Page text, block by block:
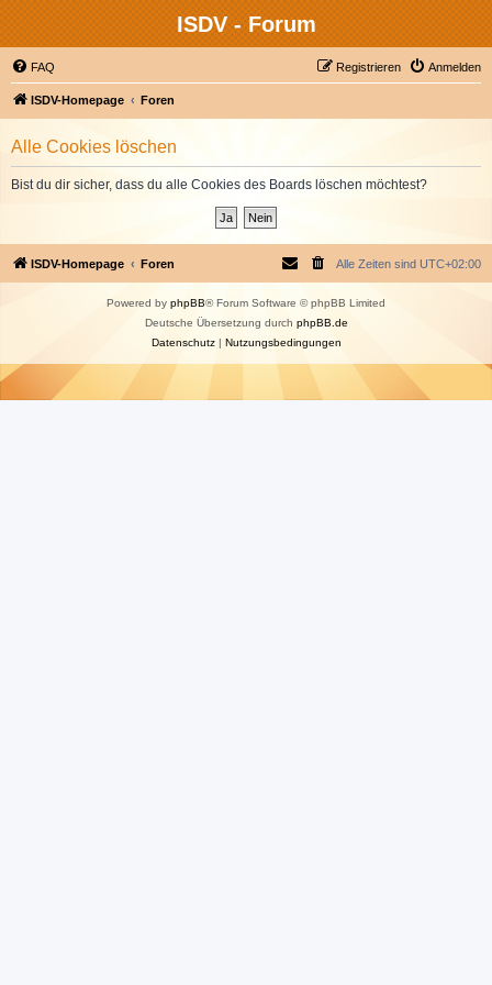
ISDV - Forum
FAQ Anmelden
Registrieren
ISDV-Homepage Foren
Alle Cookies löschen
Bist du dir sicher, dass du alle Cookies des Boards löschen möchtest?
ISDV-Homepage Foren Alle Zeiten sind UTC+02:00
Powered by phpBB® Forum Software © phpBB Limited
Deutsche Übersetzung durch phpBB.de
Datenschutz| Nutzungsbedingungen